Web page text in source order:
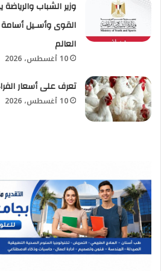
وزير الشباب
القوى وأسـيل أسامة
العالم
10 أغسطس، 2026
تعرف على أسعار
10 أغسطس، 2026